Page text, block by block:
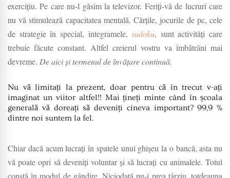
exercițiu. Pe care nu-l găsim la televizor. Feriți-vă de lucruri care
nu vă stimulează capacitatea mentală. Cărțile, jocurile de pc, cele
de strategie în special, integramele,sudoku, sunt activități care
trebuie făcute constant. Altfel creierul vostru va îmbătrâni mai
devreme. De aici și termenul de învățare continuă.
Nu vă limitați la prezent, doar pentru că în trecut v-ați
imaginat un viitor altfel!! Mai țineți minte când în școala
generală vă doreați să deveniți cineva important? 99,9 %
dintre noi suntem la fel.
Chiar dacă acum lucrați în spatele unui ghișeu la o bancă, asta nu
vă poate opri să deveniți voluntar și să lucrați cu animalele. Totul
constă în modul de gândire. Niciodată nu-i prea târziu, totdeauna